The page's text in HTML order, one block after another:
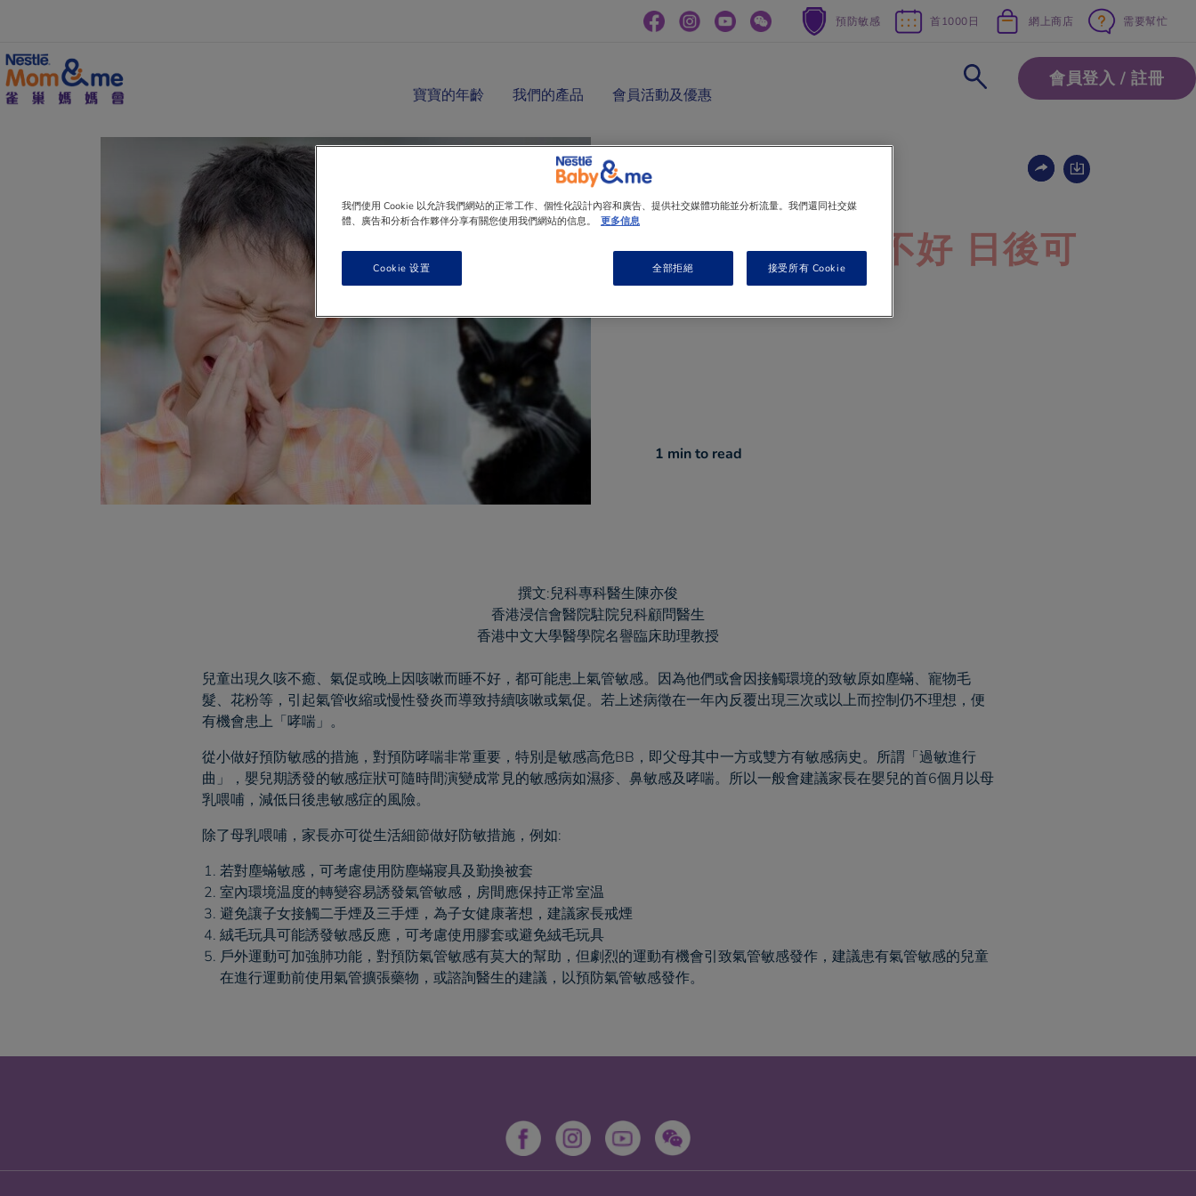
主
內
容
預防敏感 首1000日 網上商店 需要幫忙
寶寶的年齡 我們的產品
會員活動及優惠
會員登入 / 註冊
氣管敏感控制不好 日後可
能演變哮喘
1 minto read
撰文:兒科專科醫生陳亦俊
香港浸信會醫院駐院兒科顧問醫生
香港中文大學醫學院名譽臨床助理教授
兒童出現久咳不癒、氣促或晚上因咳嗽而睡不好，都可能患上氣管敏感。因為他們或會因接觸環境的致敏原如塵蟎、寵物毛
髮、花粉等，引起氣管收縮或慢性發炎而導致持續咳嗽或氣促。若上述病徵在一年內反覆出現三次或以上而控制仍不理想，便
有機會患上「哮喘」。
從小做好預防敏感的措施，對預防哮喘非常重要，特別是敏感高危BB，即父母其中一方或雙方有敏感病史。所謂「過敏進行
曲」，嬰兒期誘發的敏感症狀可隨時間演變成常見的敏感病如濕疹、鼻敏感及哮喘。所以一般會建議家長在嬰兒的首6個月以母
乳喂哺，減低日後患敏感症的風險。
除了母乳喂哺，家長亦可從生活細節做好防敏措施，例如:
若對塵蟎敏感，可考慮使用防塵蟎寢具及勤換被套
室內環境温度的轉變容易誘發氣管敏感，房間應保持正常室温
避免讓子女接觸二手煙及三手煙，為子女健康著想，建議家長戒煙
絨毛玩具可能誘發敏感反應，可考慮使用膠套或避免絨毛玩具
戶外運動可加強肺功能，對預防氣管敏感有莫大的幫助，但劇烈的運動有機會引致氣管敏感發作，建議患有氣管敏感的兒童
在進行運動前使用氣管擴張藥物，或諮詢醫生的建議，以預防氣管敏感發作。
我們使用 Cookie 以允許我們網站的正常工作、個性化設計內容和廣告、提供社交媒體功能並分析流量。我們還同社交媒
體、廣告和分析合作夥伴分享有關您使用我們網站的信息。
更多信息
全部拒絕 接受所有 Cookie
Cookie 设置